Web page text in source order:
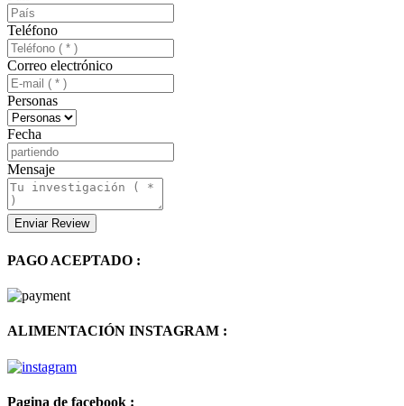
Teléfono
Correo electrónico
Personas
Fecha
Mensaje
PAGO ACEPTADO :
ALIMENTACIÓN INSTAGRAM :
Pagina de facebook :